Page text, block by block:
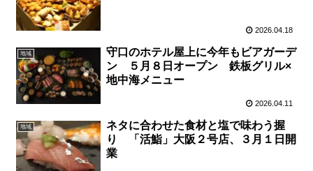
2026.04.18
地域
守口のホテル屋上に今年もビアガーデ
ン ５月８日オープン 鉄板グリル×
地中海メニュー
2026.04.11
地域
ネタに合わせた食材と塩で味わう握
り 「活鮨」大阪２号店、３月１日開
業